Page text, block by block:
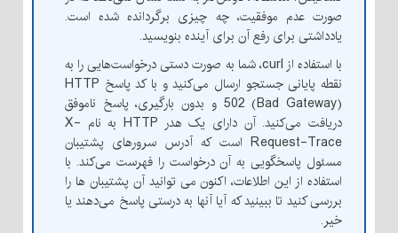
صورت عدم موفقیت، چه چیزی برگردانده شده است.
یادداشتی برای رفع آن برای آینده بنویسید.
با استفاده از curl، شما به صورت دستی درخواست‌هایی را به
نقطه پایانی جستجو ارسال می‌کنید و با کد پاسخ HTTP
502 (Bad Gateway) و بدون بارگیری، پاسخ ناموفق
دریافت می‌کنید. آن دارای یک هدر HTTP به نام X-
Request-Trace است که آدرس سرورهای پشتیبان
مسئول پاسخگویی به آن درخواست را فهرست می‌کند. با
استفاده از این اطلاعات، اکنون می توانید آن پشتیبان ها را
بررسی کنید تا ببینید که آیا آنها به درستی پاسخ می‌دهند یا
خیر.